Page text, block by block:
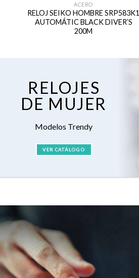
ACERO
RELOJ SEIKO HOMBRE SRP583K1
AUTOMÁTIC BLACK DIVER’S
200M
RELOJES
DE MUJER
Modelos Trendy
VER CATÁLOGO